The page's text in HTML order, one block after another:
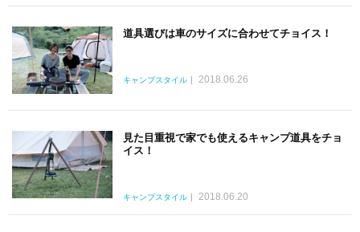
道具選びは車のサイズに合わせてチョイス！
キャンプスタイル 2018.06.26
見た目重視で家でも使えるキャンプ道具をチョ
イス！
キャンプスタイル 2018.06.20